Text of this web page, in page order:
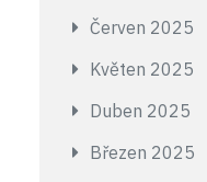
Červen 2025
Květen 2025
Duben 2025
Březen 2025